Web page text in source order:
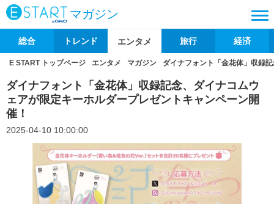
マガジン
総合 トレンド エンタメ 旅行 経済
E START トップページ エンタメ マガジン ダイナフォント「金花体」収録
ダイナフォント「金花体」収録記念、ダイナコムウ
ェアが限定キーホルダープレゼントキャンペーン開
催！
2025-04-10 10:00:00